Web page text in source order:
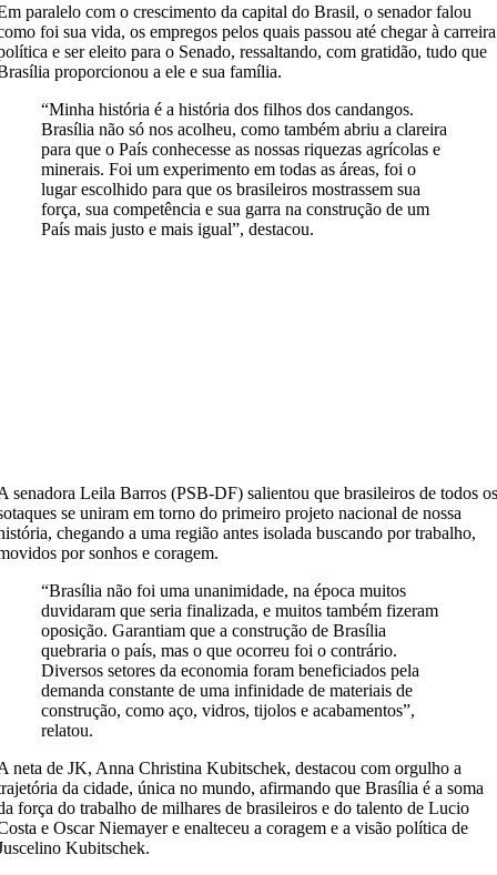
paralelo com o crescimento da capital do Brasil, o senador falou
foi sua vida, os empregos pelos quais passou até chegar à carreira
e ser eleito para o Senado, ressaltando, com gratidão, tudo que
proporcionou a ele e sua família.
“Minha história é a história dos filhos dos candangos.
Brasília não só nos acolheu, como também abriu a clareira
para que o País conhecesse as nossas riquezas agrícolas e
minerais. Foi um experimento em todas as áreas, foi o
lugar escolhido para que os brasileiros mostrassem sua
força, sua competência e sua garra na construção de um
País mais justo e mais igual”, destacou.
senadora Leila Barros (PSB-DF) salientou que brasileiros de todos
se uniram em torno do primeiro projeto nacional de nossa
chegando a uma região antes isolada buscando por trabalho,
por sonhos e coragem.
“Brasília não foi uma unanimidade, na época muitos
duvidaram que seria finalizada, e muitos também fizeram
oposição. Garantiam que a construção de Brasília
quebraria o país, mas o que ocorreu foi o contrário.
Diversos setores da economia foram beneficiados pela
demanda constante de uma infinidade de materiais de
construção, como aço, vidros, tijolos e acabamentos”,
relatou.
neta de JK, Anna Christina Kubitschek, destacou com orgulho a
da cidade, única no mundo, afirmando que Brasília é a soma
força do trabalho de milhares de brasileiros e do talento de Lucio
e Oscar Niemayer e enalteceu a coragem e a visão política de
Kubitschek.